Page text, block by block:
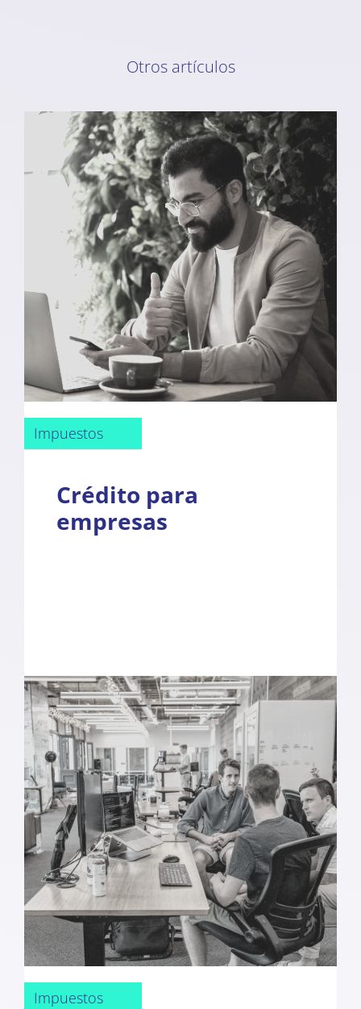
Otros artículos
Impuestos
Crédito para
empresas
Impuestos